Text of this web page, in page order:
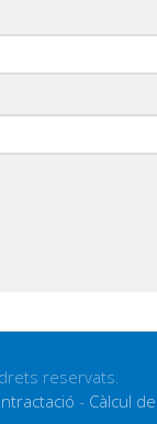
reservats.
- Càlcul